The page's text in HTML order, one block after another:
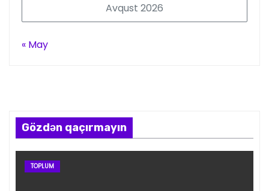
Avqust 2026
« May
Gözdən qaçırmayın
TOPLUM